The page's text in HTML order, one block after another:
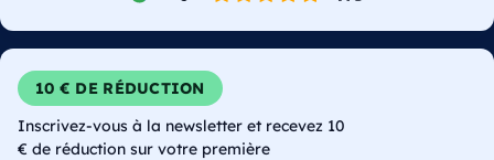
10 € DE RÉDUCTION
Inscrivez-vous à la newsletter et recevez 10
€ de réduction sur votre première